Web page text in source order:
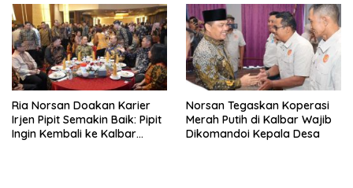
Ria Norsan Doakan Karier
Irjen Pipit Semakin Baik: Pipit
Ingin Kembali ke Kalbar
Norsan Tegaskan Koperasi
Merah Putih di Kalbar Wajib
Dikomandoi Kepala Desa